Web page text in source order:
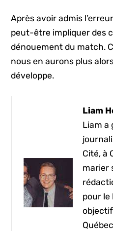
Après avoir admis
peut-être impliquer des
dénouement du match.
nous en aurons plus
développe.
Liam
Liam a
Cité, à
marier
pour le